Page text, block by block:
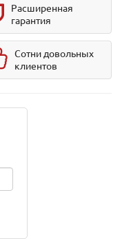
Расширенная
гарантия
Сотни довольных
клиентов